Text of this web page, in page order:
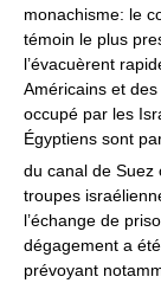
monachisme: le
témoin le plus
l’évacuèrent
Américains et
occupé par les
Égyptiens sont
du canal de Suez
troupes
l’échange de
dégagement a
prévoyant